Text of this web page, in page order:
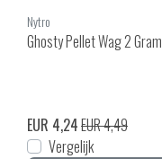
Nytro
Ghosty Pellet Wag 2 Gram
EUR 4,24EUR 4,49
Vergelijk